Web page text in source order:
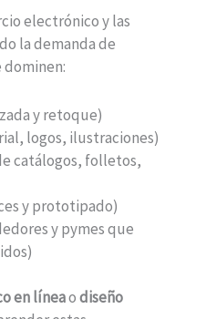
electrónico y las
la demanda de
dominen:
y retoque)
logos, ilustraciones)
catálogos, folletos,
y prototipado)
y pymes que
en líneaodiseño